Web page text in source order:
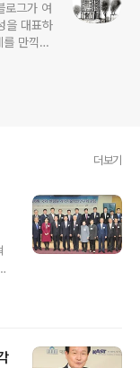
로그가 여
을 대표하
만끽하
더보기